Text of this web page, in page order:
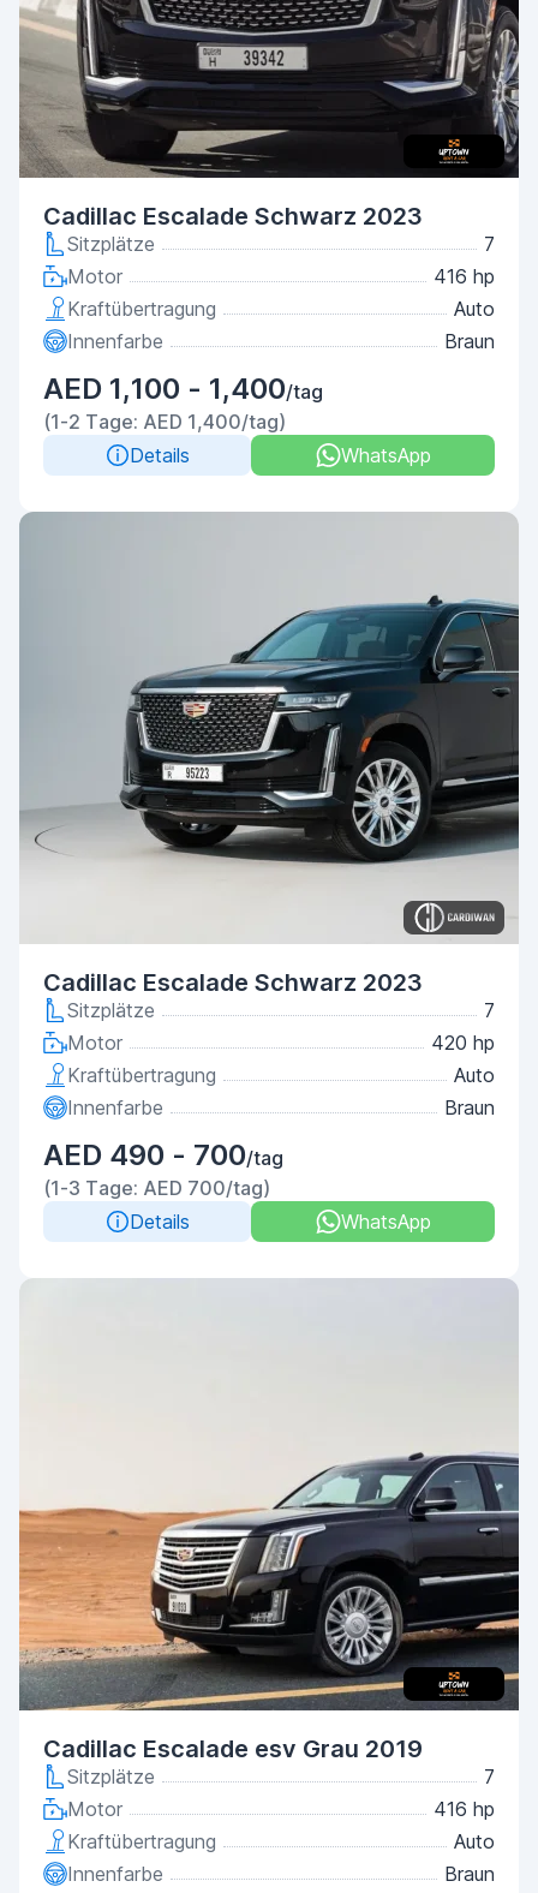
Cadillac Escalade Schwarz 2023
Sitzplätze
7
Motor
416 hp
Kraftübertragung
Auto
Innenfarbe
Braun
AED 1,100 - 1,400/tag
(1-2 Tage: AED 1,400/tag)
Details
WhatsApp
Cadillac Escalade Schwarz 2023
Sitzplätze
7
Motor
420 hp
Kraftübertragung
Auto
Innenfarbe
Braun
AED 490 - 700/tag
(1-3 Tage: AED 700/tag)
Details
WhatsApp
Cadillac Escalade esv Grau 2019
Sitzplätze
7
Motor
416 hp
Kraftübertragung
Auto
Innenfarbe
Braun